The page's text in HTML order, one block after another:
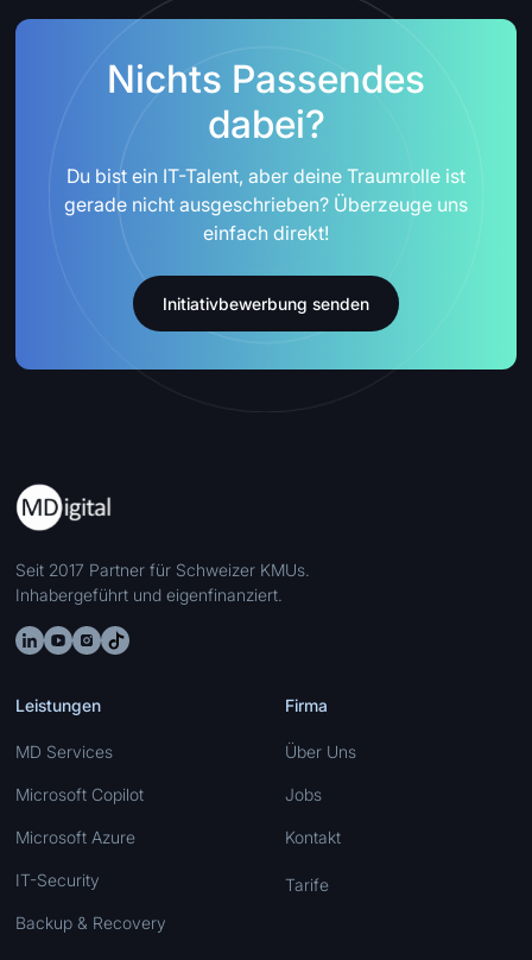
Nichts Passendes
dabei?
Du bist ein IT-Talent, aber deine Traumrolle ist
gerade nicht ausgeschrieben? Überzeuge uns
einfach direkt!
Initiativbewerbung senden
Seit 2017 Partner für Schweizer KMUs.
Inhabergeführt und eigenfinanziert.
Leistungen
MD Services
Microsoft Copilot
Microsoft Azure
IT-Security
Backup & Recovery
Firma
Über Uns
Jobs
Kontakt
Tarife